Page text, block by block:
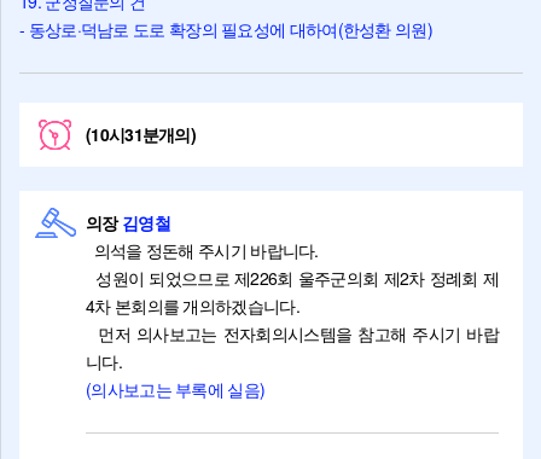
- 동상로·덕남로 도로 확장의 필요성에 대하여(한성환 의원)
(10시31분개의)
의장김영철
의석을 정돈해 주시기 바랍니다.
성원이 되었으므로 제226회 울주군의회 제2차 정례회 제
4차 본회의를 개의하겠습니다.
먼저 의사보고는 전자회의시스템을 참고해 주시기 바랍
니다.
(의사보고는 부록에 실음)